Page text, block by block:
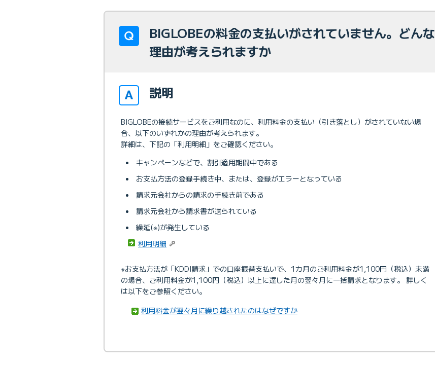
BIGLOBEの料金の支払いがされていません。どんな
理由が考えられますか
説明
BIGLOBEの接続サービスをご利用なのに、利用料金の支払い（引き落とし）がされていない場
合、以下のいずれかの理由が考えられます。
詳細は、下記の「利用明細」をご確認ください。
キャンペーンなどで、割引適用期間中である
お支払方法の登録手続き中、または、登録がエラーとなっている
請求元会社からの請求の手続き前である
請求元会社から請求書が送られている
繰延(※)が発生している
利用明細
※お支払方法が「KDDI請求」での口座振替支払いで、1カ月のご利用料金が1,100円（税込）未満
の場合、ご利用料金が1,100円（税込）以上に達した月の翌々月に一括請求となります。 詳しく
は以下をご参照ください。
利用料金が翌々月に繰り越されたのはなぜですか